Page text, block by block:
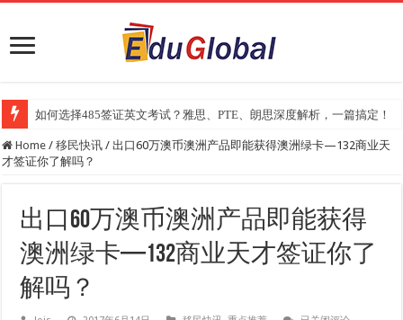
如何选择485签证英文考试？雅思、PTE、朗思深度解析，一篇搞定！
2025年《澳洲金融评论报》大学排名出炉：一份关乎本地就业与声誉的
Home / 移民快讯 / 出口60万澳币澳洲产品即能获得澳洲绿卡—132商业天
才签证你了解吗？
出口60万澳币澳洲产品即能获得
澳洲绿卡—132商业天才签证你了
解吗？